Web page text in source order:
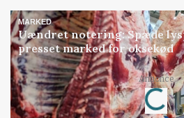
MARKED
Uændret notering: Spæde
presset marked for oksekød
Annonce